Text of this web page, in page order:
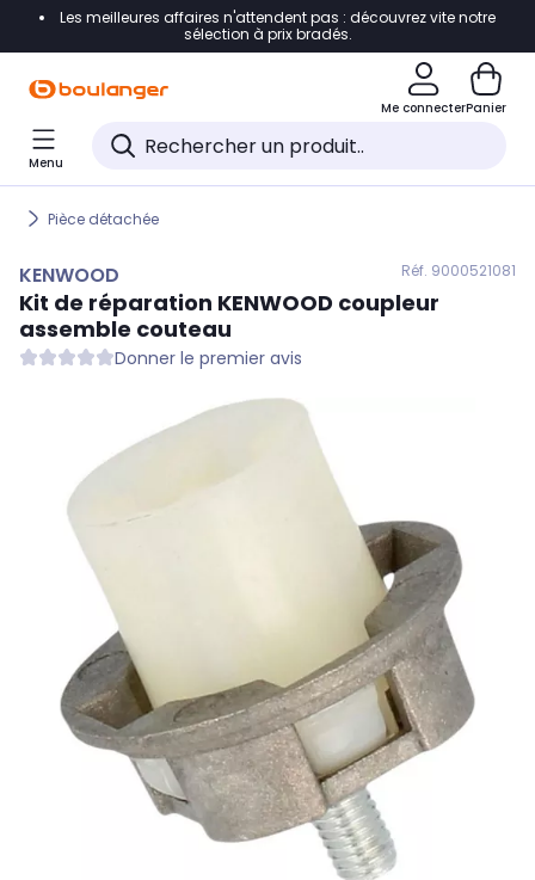
Accéder directement à la navigation
Accéder directement au pied de page
Accéder directement au chatbot
Les meilleures affaires n'attendent pas : découvrez vite notre
sélection à prix bradés.
Me connecterPanier
Menu
Pièce détachée
KENWOOD Réf. 9000521081
Kit de réparation KENWOOD coupleur
assemble couteau
Donner le premier avis